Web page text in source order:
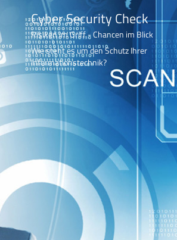
Cyber Security Check
Risiken im Griff - Chancen im Blick
Wie steht es um den Schutz Ihrer
Informationstechnik?